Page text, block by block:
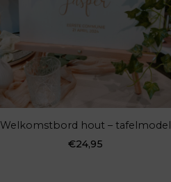
Welkomstbord hout – tafelmodel
€24,95